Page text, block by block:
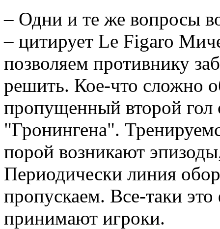
– Одни и те же вопросы
– цитирует Le Figaro
позволяем противнику
решить. Кое-что сложно
пропущенный второй гол
"Гронингена".
порой возникают
Периодически линия
пропускаем. Все-таки
принимают игроки.